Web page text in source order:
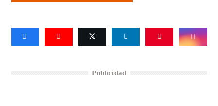
Publicidad